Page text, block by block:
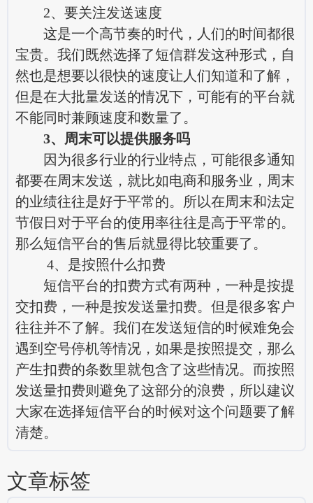
2、要关注发送速度
这是一个高节奏的时代，人们的时间都很
宝贵。我们既然选择了短信群发这种形式，自
然也是想要以很快的速度让人们知道和了解，
但是在大批量发送的情况下，可能有的平台就
不能同时兼顾速度和数量了。
3、周末可以提供服务吗
因为很多行业的行业特点，可能很多通知
都要在周末发送，就比如电商和服务业，周末
的业绩往往是好于平常的。所以在周末和法定
节假日对于平台的使用率往往是高于平常的。
那么短信平台的售后就显得比较重要了。
4、是按照什么扣费
短信平台的扣费方式有两种，一种是按提
交扣费，一种是按发送量扣费。但是很多客户
往往并不了解。我们在发送短信的时候难免会
遇到空号停机等情况，如果是按照提交，那么
产生扣费的条数里就包含了这些情况。而按照
发送量扣费则避免了这部分的浪费，所以建议
大家在选择短信平台的时候对这个问题要了解
清楚。
文章标签